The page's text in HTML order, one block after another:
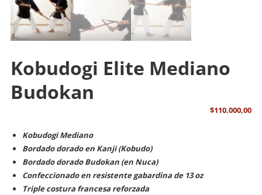
Kobudogi Elite Mediano
Budokan
$110.000,00
Kobudogi Mediano
Bordado dorado en Kanji (Kobudo)
Bordado dorado Budokan (en Nuca)
Confeccionado en resistente gabardina de 13 oz
Triple costura francesa reforzada